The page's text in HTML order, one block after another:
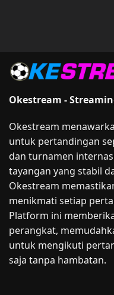
Okestream -
Okestream
untuk pertandingan
dan turnamen
tayangan yang stabil
Okestream
menikmati setiap
Platform ini
perangkat,
untuk mengikuti
saja tanpa hambatan.